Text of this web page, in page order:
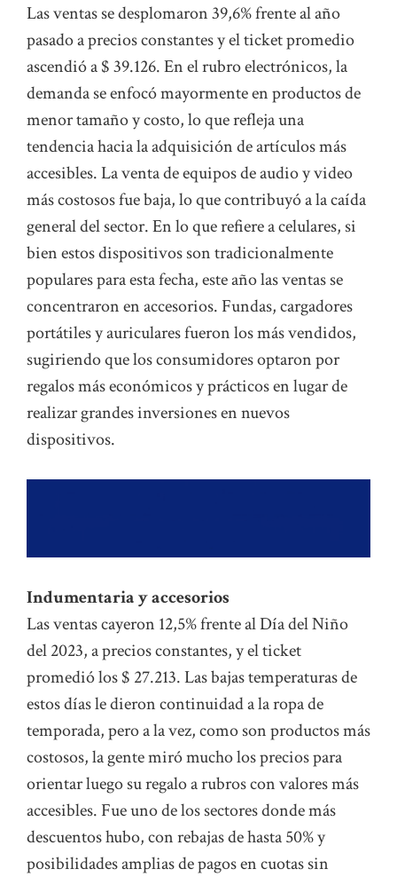
Las ventas se desplomaron 39,6% frente al año
pasado a precios constantes y el ticket promedio
ascendió a $ 39.126. En el rubro electrónicos, la
demanda se enfocó mayormente en productos de
menor tamaño y costo, lo que refleja una
tendencia hacia la adquisición de artículos más
accesibles. La venta de equipos de audio y video
más costosos fue baja, lo que contribuyó a la caída
general del sector. En lo que refiere a celulares, si
bien estos dispositivos son tradicionalmente
populares para esta fecha, este año las ventas se
concentraron en accesorios. Fundas, cargadores
portátiles y auriculares fueron los más vendidos,
sugiriendo que los consumidores optaron por
regalos más económicos y prácticos en lugar de
realizar grandes inversiones en nuevos
dispositivos.
Indumentaria y accesorios
Las ventas cayeron 12,5% frente al Día del Niño
del 2023, a precios constantes, y el ticket
promedió los $ 27.213. Las bajas temperaturas de
estos días le dieron continuidad a la ropa de
temporada, pero a la vez, como son productos más
costosos, la gente miró mucho los precios para
orientar luego su regalo a rubros con valores más
accesibles. Fue uno de los sectores donde más
descuentos hubo, con rebajas de hasta 50% y
posibilidades amplias de pagos en cuotas sin